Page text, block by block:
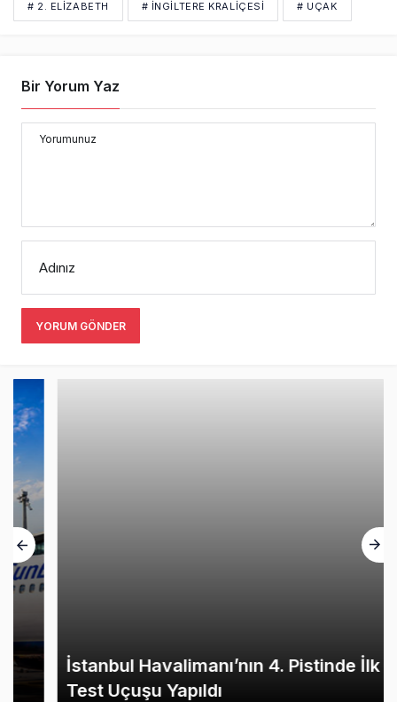
# 2. ELIZABETH # İNGILTERE KRALIÇESI # UÇAK
Bir Yorum Yaz
Yorumunuz
Adınız
YORUM GÖNDER
İstanbul Havalimanı’nın 4. Pistinde İlk
Test Uçuşu Yapıldı